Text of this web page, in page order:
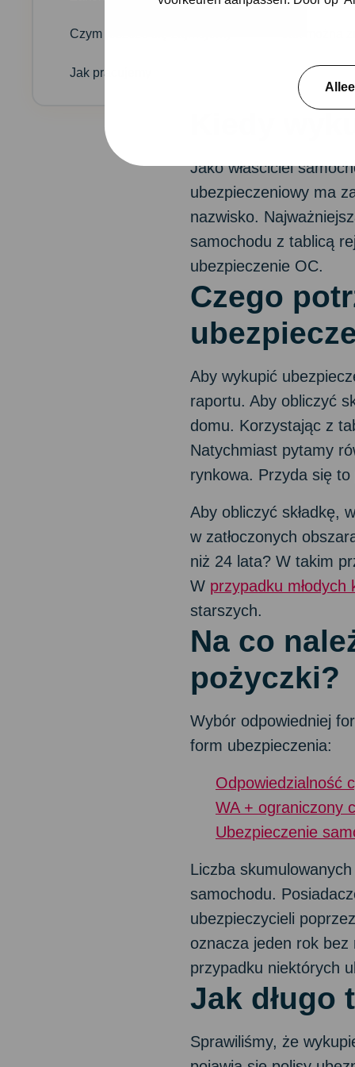
Czym jeszcze się zajmujemy
Jak pracujemy
Jako właściciel
ubezpieczeniowy ma
nazwisko.
samochodu z tablicą
ubezpieczenie OC.
Czego
Aby wykupić
raportu. Aby obliczyć
domu. Korzystając z
Natychmiast pytamy
rynkowa. Przyda się to
Aby obliczyć składkę,
w zatłoczonych
niż 24 lata? W takim
W przypadku młodych
starszych.
Na co
pożyczki?
Wybór odpowiedniej
form ubezpieczenia:
Odpowiedzialność
WA + ograniczony
Ubezpieczenie
Liczba
samochodu.
ubezpieczycieli poprzez
oznacza jeden rok
przypadku niektórych
Jak długo
Sprawiliśmy, że